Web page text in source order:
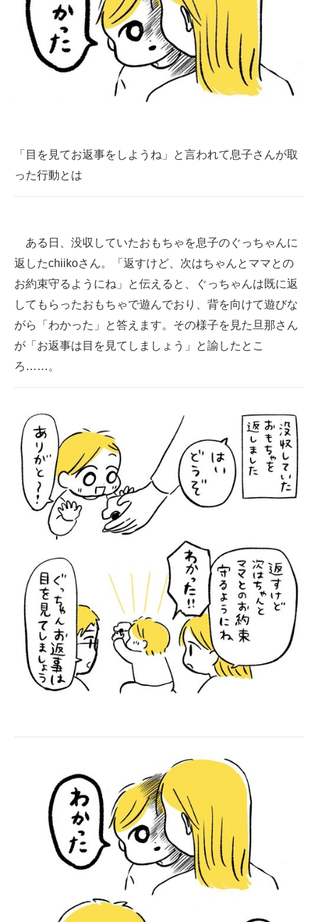
企業ITのトレンドを詳説
経営リーダーのコミュニティ
マーケ×ITの今がよく分かる
IT製品の技術・比較・事例
電子設計の基本と応用
建設×テクノロジーの最前線
「目を見てお返事をしようね」と言われて息子さんが取
った行動とは
ある日、没収していたおもちゃを息子のぐっちゃんに
返したchiikoさん。「返すけど、次はちゃんとママとの
お約束守るようにね」と伝えると、ぐっちゃんは既に返
してもらったおもちゃで遊んでおり、背を向けて遊びな
がら「わかった」と答えます。その様子を見た旦那さん
が「お返事は目を見てしましょう」と諭したとこ
ろ……。